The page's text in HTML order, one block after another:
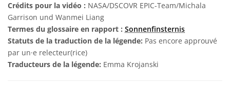
Crédits pour la vidéo : NASA/DSCOVR EPIC-Team/Michala
Garrison und Wanmei Liang
Termes du glossaire en rapport : Sonnenfinsternis
Statuts de la traduction de la légende: Pas encore approuvé
par un·e relecteur(rice)
Traducteurs de la légende: Emma Krojanski